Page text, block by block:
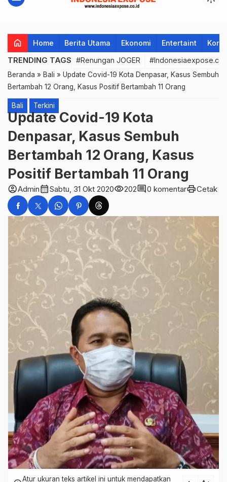
home Home Berita Utama Ekonomi Entertaint
TRENDING TAGS #Renungan JOGER
Beranda » Bali » Update Covid-19 Kota Denpasar, Kasus Sembuh
Bertambah 12 Orang, Kasus Positif Bertambah 11 Orang
Bali Terkini
Update Covid-19 Kota
Denpasar, Kasus Sembuh
Bertambah 12 Orang, Kasus
Positif Bertambah 11 Orang
account_circleAdmincalendar_monthSabtu, 31 Okt 2020visibility202comment0 komentarprintCetak
Atur ukuran teks artikel ini untuk mendapatkan